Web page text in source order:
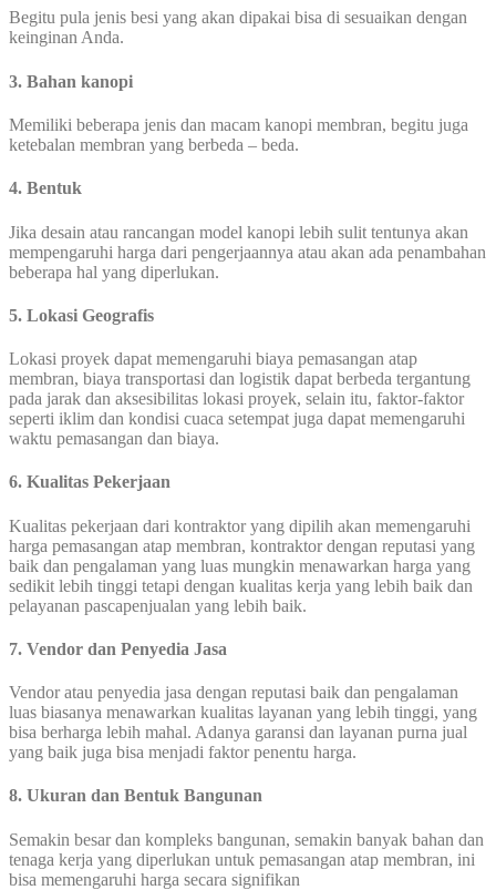
Begitu pula jenis besi yang akan dipakai bisa di sesuaikan dengan
keinginan Anda.
3. Bahan kanopi
Memiliki beberapa jenis dan macam kanopi membran, begitu juga
ketebalan membran yang berbeda – beda.
4. Bentuk
Jika desain atau rancangan model kanopi lebih sulit tentunya akan
mempengaruhi harga dari pengerjaannya atau akan ada penambahan
beberapa hal yang diperlukan.
5. Lokasi Geografis
Lokasi proyek dapat memengaruhi biaya pemasangan atap
membran, biaya transportasi dan logistik dapat berbeda tergantung
pada jarak dan aksesibilitas lokasi proyek, selain itu, faktor-faktor
seperti iklim dan kondisi cuaca setempat juga dapat memengaruhi
waktu pemasangan dan biaya.
6. Kualitas Pekerjaan
Kualitas pekerjaan dari kontraktor yang dipilih akan memengaruhi
harga pemasangan atap membran, kontraktor dengan reputasi yang
baik dan pengalaman yang luas mungkin menawarkan harga yang
sedikit lebih tinggi tetapi dengan kualitas kerja yang lebih baik dan
pelayanan pascapenjualan yang lebih baik.
7. Vendor dan Penyedia Jasa
Vendor atau penyedia jasa dengan reputasi baik dan pengalaman
luas biasanya menawarkan kualitas layanan yang lebih tinggi, yang
bisa berharga lebih mahal. Adanya garansi dan layanan purna jual
yang baik juga bisa menjadi faktor penentu harga.
8. Ukuran dan Bentuk Bangunan
Semakin besar dan kompleks bangunan, semakin banyak bahan dan
tenaga kerja yang diperlukan untuk pemasangan atap membran, ini
bisa memengaruhi harga secara signifikan